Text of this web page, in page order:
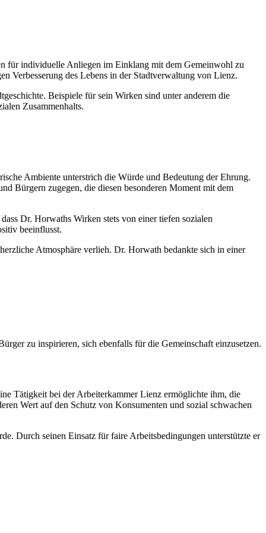
für individuelle Anliegen im Einklang mit dem Gemeinwohl zu
Verbesserung des Lebens in der Stadtverwaltung von Lienz.
Beispiele für sein Wirken sind unter anderem die
Zusammenhalts.
Ambiente unterstrich die Würde und Bedeutung der Ehrung.
Bürgern zugegen, die diesen besonderen Moment mit dem
Dr. Horwaths Wirken stets von einer tiefen sozialen
beeinflusst.
Atmosphäre verlieh. Dr. Horwath bedankte sich in einer
zu inspirieren, sich ebenfalls für die Gemeinschaft einzusetzen.
Tätigkeit bei der Arbeiterkammer Lienz ermöglichte ihm, die
Wert auf den Schutz von Konsumenten und sozial schwachen
Durch seinen Einsatz für faire Arbeitsbedingungen unterstützte er